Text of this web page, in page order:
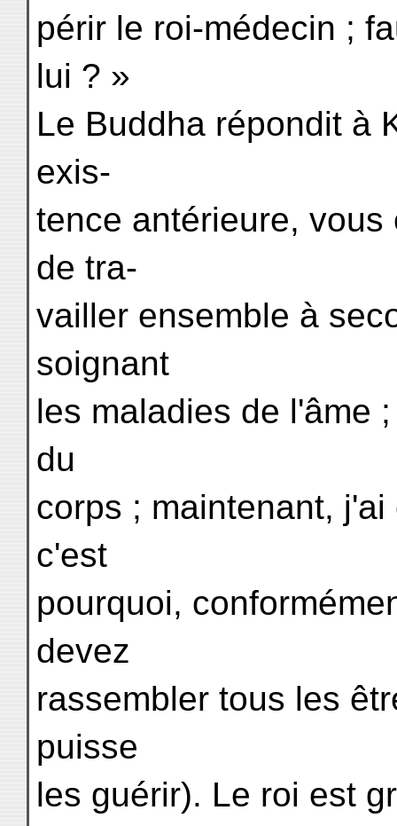
périr le roi-médecin ;
lui ? »
Le Buddha répondit à
exis-
tence antérieure,
de tra-
vailler ensemble à
soignant
les maladies de l'âme
du
corps ; maintenant,
c'est
pourquoi,
devez
rassembler tous les
puisse
les guérir). Le roi est